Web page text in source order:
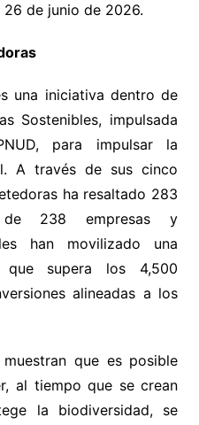
de junio de 2026.
una iniciativa dentro de
Sostenibles, impulsada
para impulsar la
A través de sus cinco
ha resaltado 283
de 238 empresas y
han movilizado una
que supera los 4,500
alineadas a los
que es posible
al tiempo que se crean
la biodiversidad, se